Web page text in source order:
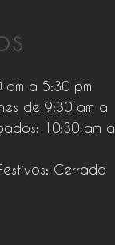
am a 5:30 pm
de 9:30 am a
10:30 am a
Cerrado